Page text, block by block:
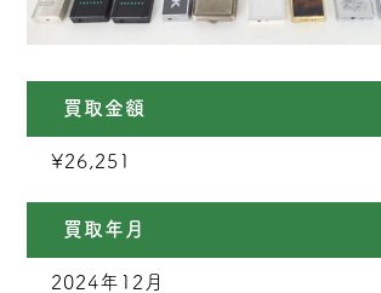
買取金額
¥26,251
買取年月
2024年12月